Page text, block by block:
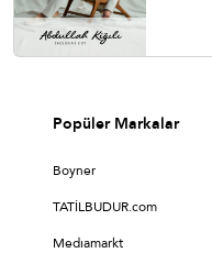
Popüler Markalar
Boyner
TATİLBUDUR.com
Medıamarkt